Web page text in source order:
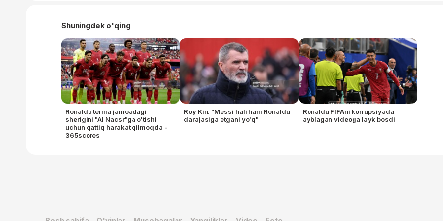
Shuningdek o'qing
Ronaldu terma jamoadagi
sherigini "Al Nacsr"ga o'tishi
uchun qattiq harakat qilmoqda -
365scores
Roy Kin: "Messi hali ham Ronaldu
darajasiga etgani yo'q"
Ronaldu FIFAni korrupsiyada
ayblagan videoga layk bosdi